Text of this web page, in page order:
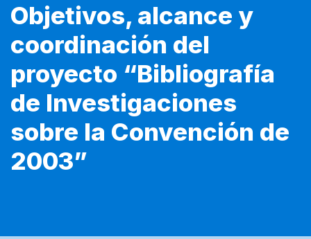
Objetivos, alcance y
coordinación del
proyecto “Bibliografía
de Investigaciones
sobre la Convención de
2003”